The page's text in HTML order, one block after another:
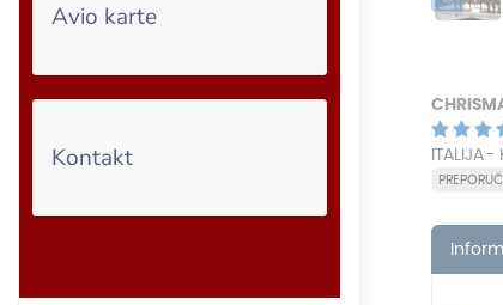
Avio karte
Kontakt